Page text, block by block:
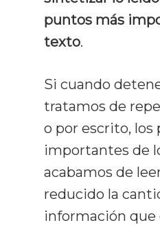
puntos más
texto.
Si cuando
tratamos de
o por escrito, los
importantes de
acabamos de
reducido la
información que